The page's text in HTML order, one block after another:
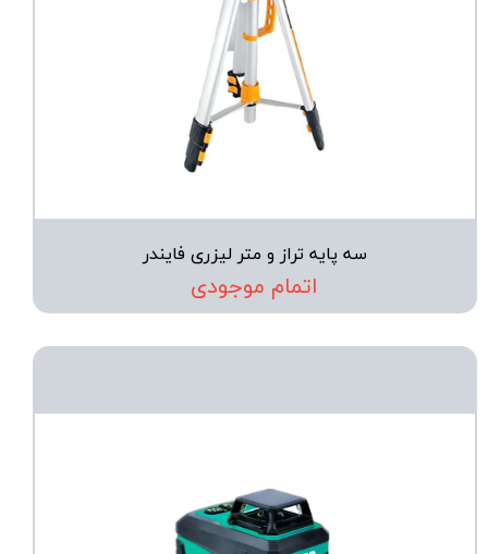
سه پایه تراز و متر لیزری فایندر
اتمام موجودی